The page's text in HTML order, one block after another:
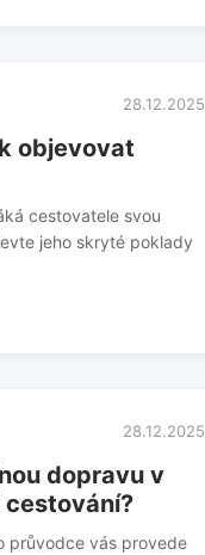
28.12.2025
objevovat
cestovatele svou
jeho skryté poklady
28.12.2025
dopravu v
cestování?
průvodce vás provede